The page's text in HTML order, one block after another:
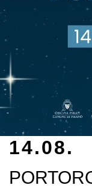
14.08.